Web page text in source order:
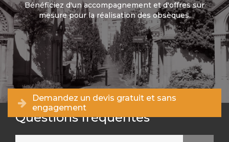
Bénéficiez d'un accompagnement et d'offres sur
mesure pour la réalisation des obsèques.
Demandez un devis gratuit et sans
engagement
Questions fréquentes